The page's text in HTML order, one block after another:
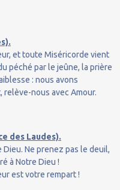
et toute Miséricorde vient
péché par le jeûne, la prière
: nous avons
relève-nous avec Amour.
des Laudes).
Ne prenez pas le deuil,
à Notre Dieu !
est votre rempart !